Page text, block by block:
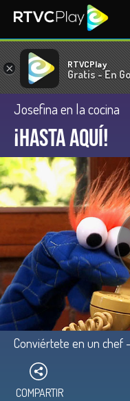
× RTVCPlay
Gratis - En
Josefina en la cocina
¡Hasta aquí!
Conviértete en un chef
COMPARTIR